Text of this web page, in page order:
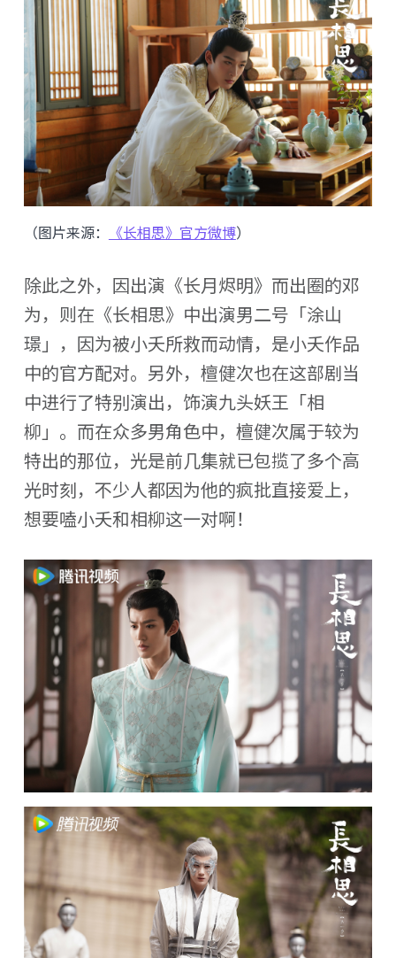
（图片来源： 《长相思》官方微博）
除此之外，因出演《长月烬明》而出圈的邓
为，则在《长相思》中出演男二号「涂山
璟」，因为被小夭所救而动情，是小夭作品
中的官方配对。另外，檀健次也在这部剧当
中进行了特别演出，饰演九头妖王「相
柳」。而在众多男角色中，檀健次属于较为
特出的那位，光是前几集就已包揽了多个高
光时刻，不少人都因为他的疯批直接爱上，
想要嗑小夭和相柳这一对啊！